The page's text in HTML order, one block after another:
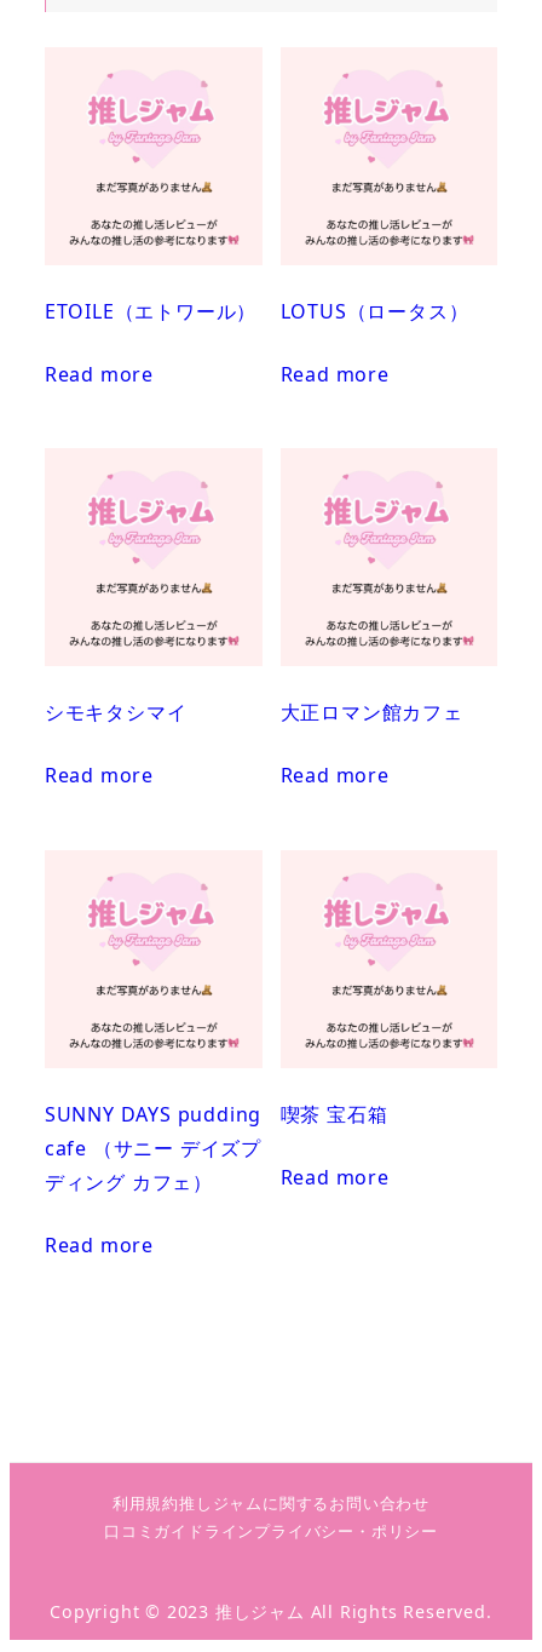
ETOILE（エトワール）
Read more
LOTUS（ロータス）
Read more
シモキタシマイ
Read more
大正ロマン館カフェ
Read more
SUNNY DAYS pudding
cafe （サニー デイズプ
ディング カフェ）
Read more
喫茶 宝石箱
Read more
利用規約推しジャムに関するお問い合わせ
口コミガイドラインプライバシー・ポリシー
Copyright © 2023 推しジャム All Rights Reserved.